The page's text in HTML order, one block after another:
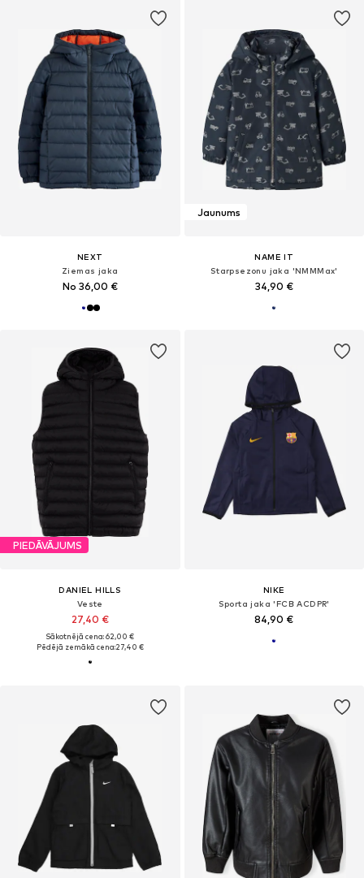
NEXT
Ziemas jaka
No 36,00 €
Jaunums
NAME IT
Starpsezonu jaka 'NMMMax'
34,90 €
PIEDĀVĀJUMS
DANIEL HILLS
Veste
27,40 €
Sākotnējā cena: 62,00 €
Pēdējā zemākā cena:27,40 €
NIKE
Sporta jaka 'FCB ACDPR'
84,90 €